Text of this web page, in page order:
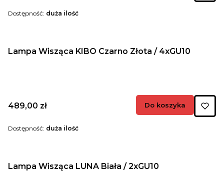
Dostępność: duża ilość
Lampa Wisząca KIBO Czarno Złota / 4xGU10
Cena
489,00 zł Do koszyka
Dostępność: duża ilość
Lampa Wisząca LUNA Biała / 2xGU10